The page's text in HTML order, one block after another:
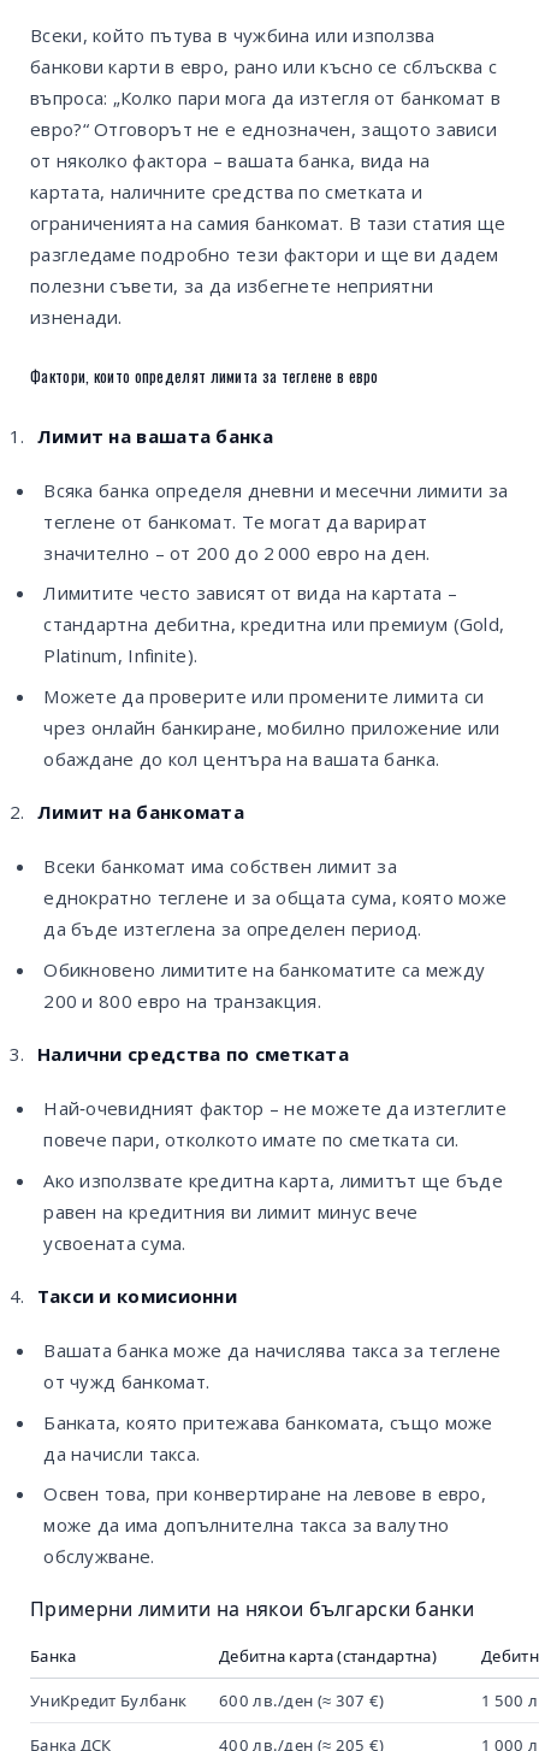
Всеки, който пътува в чужбина или използва
банкови карти в евро, рано или късно се сблъсква с
въпроса: „Колко пари мога да изтегля от банкомат в
евро?“ Отговорът не е еднозначен, защото зависи
от няколко фактора – вашата банка, вида на
картата, наличните средства по сметката и
ограниченията на самия банкомат. В тази статия ще
разгледаме подробно тези фактори и ще ви дадем
полезни съвети, за да избегнете неприятни
изненади.
Фактори, които определят лимита за теглене в евро
Лимит на вашата банка
Всяка банка определя дневни и месечни лимити за
теглене от банкомат. Те могат да варират
значително – от 200 до 2 000 евро на ден.
Лимитите често зависят от вида на картата –
стандартна дебитна, кредитна или премиум (Gold,
Platinum, Infinite).
Можете да проверите или промените лимита си
чрез онлайн банкиране, мобилно приложение или
обаждане до кол центъра на вашата банка.
Лимит на банкомата
Всеки банкомат има собствен лимит за
еднократно теглене и за общата сума, която може
да бъде изтеглена за определен период.
Обикновено лимитите на банкоматите са между
200 и 800 евро на транзакция.
Налични средства по сметката
Най‑очевидният фактор – не можете да изтеглите
повече пари, отколкото имате по сметката си.
Ако използвате кредитна карта, лимитът ще бъде
равен на кредитния ви лимит минус вече
усвоената сума.
Такси и комисионни
Вашата банка може да начислява такса за теглене
от чужд банкомат.
Банката, която притежава банкомата, също може
да начисли такса.
Освен това, при конвертиране на левове в евро,
може да има допълнителна такса за валутно
обслужване.
Примерни лимити на някои български банки
Банка Дебитна карта (стандартна)
УниКредит Булбанк 600 лв./ден (≈ 307 €) 1 500
Банка ДСК 400 лв./ден (≈ 205 €) 1 000